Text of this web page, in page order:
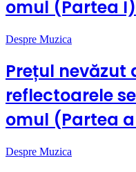
omul (Partea I)
Despre Muzica
Prețul nevăzut
reflectoarele
omul (Partea
Despre Muzica